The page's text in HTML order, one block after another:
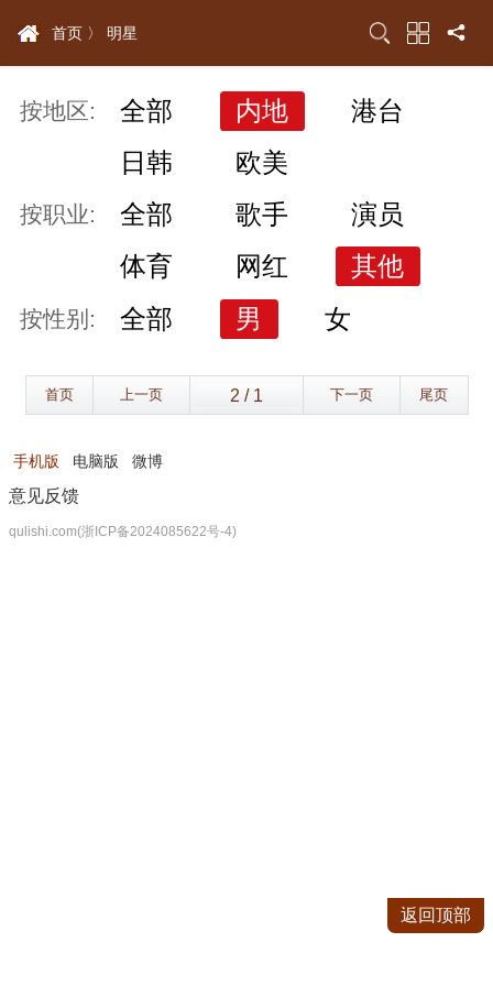
首页 〉 明星
按地区: 全部 内地
港台
日韩
欧美
按职业: 全部 歌手
演员
体育
网红 其他
按性别: 全部 男 女
首页 上一页 下一页 尾页
手机版 电脑版 微博
意见反馈
qulishi.com(浙ICP备2024085622号-4)
返回顶部